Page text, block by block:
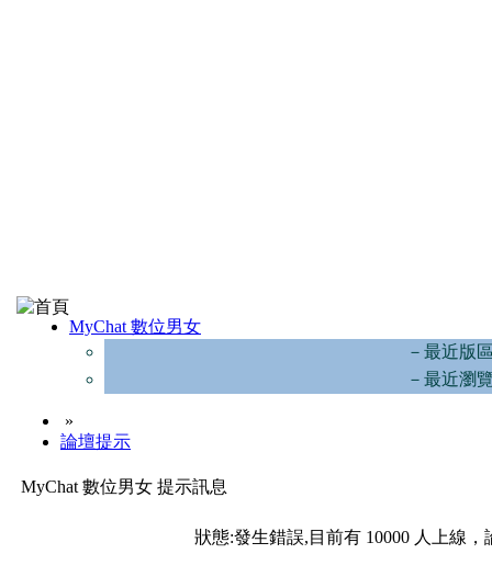
MyChat 數位男女
－最近版
－最近瀏
»
論壇提示
MyChat 數位男女 提示訊息
狀態:發生錯誤,目前有 10000 人上線